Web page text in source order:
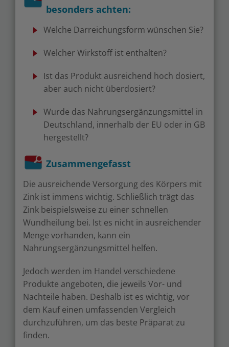
besonders achten:
Welche Darreichungsform wünschen Sie?
Welcher Wirkstoff ist enthalten?
Ist das Produkt ausreichend hoch dosiert,
aber auch nicht überdosiert?
Wurde das Nahrungsergänzungsmittel in
Deutschland, innerhalb der EU oder in GB
hergestellt?
Zusammengefasst
Die ausreichende Versorgung des Körpers mit
Zink ist immens wichtig. Schließlich trägt das
Zink beispielsweise zu einer schnellen
Wundheilung bei. Ist es nicht in ausreichender
Menge vorhanden, kann ein
Nahrungsergänzungsmittel helfen.
Jedoch werden im Handel verschiedene
Produkte angeboten, die jeweils Vor- und
Nachteile haben. Deshalb ist es wichtig, vor
dem Kauf einen umfassenden Vergleich
durchzuführen, um das beste Präparat zu
finden.